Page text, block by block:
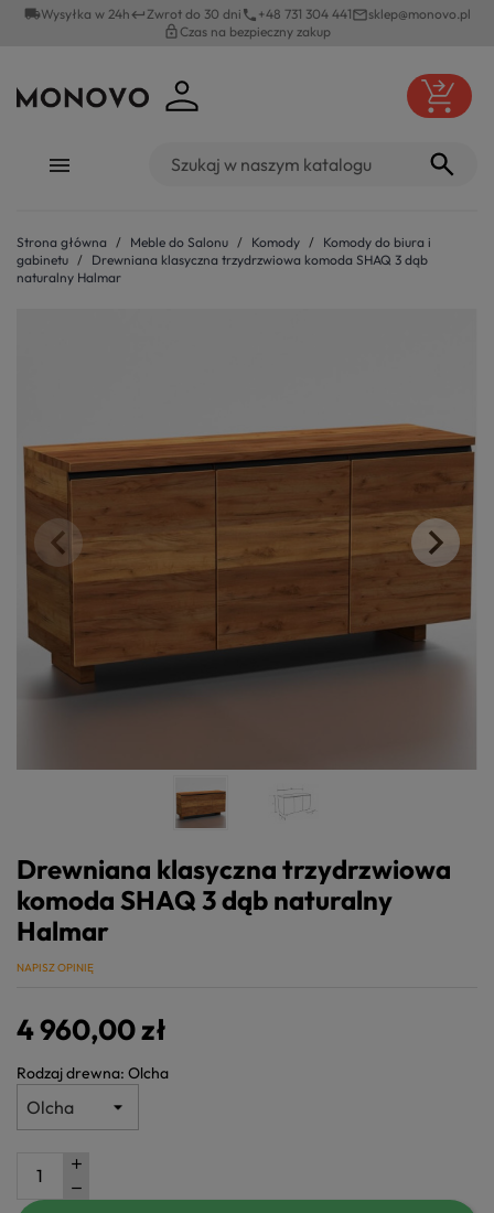
local_shippingWysyłka w 24hkeyboard_returnZwrot do 30 dni phone +48 731 304 441mail_outlinesklep@monovo.pl
lock_outlineCzas na bezpieczny zakup
Strona główna Meble do Salonu Komody
Komody do biura i
gabinetu
Drewniana klasyczna trzydrzwiowa komoda SHAQ 3 dąb
naturalny Halmar
Drewniana klasyczna trzydrzwiowa
komoda SHAQ 3 dąb naturalny
Halmar
NAPISZ OPINIĘ
4 960,00 zł
Rodzaj drewna: Olcha